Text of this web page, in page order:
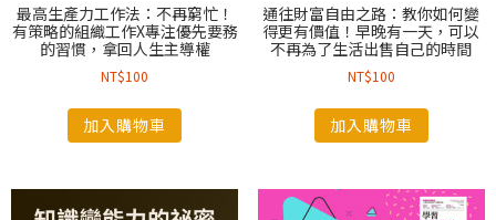
最高生產力工作法：不再窮忙！
有策略的組織工作X專注優先要務
的習慣，拿回人生主導權
NT$100
加入購物車
通往財富自由之路：教你如何變
得更有價值！早晚有一天，可以
不再為了生活出售自己的時間
NT$100
加入購物車